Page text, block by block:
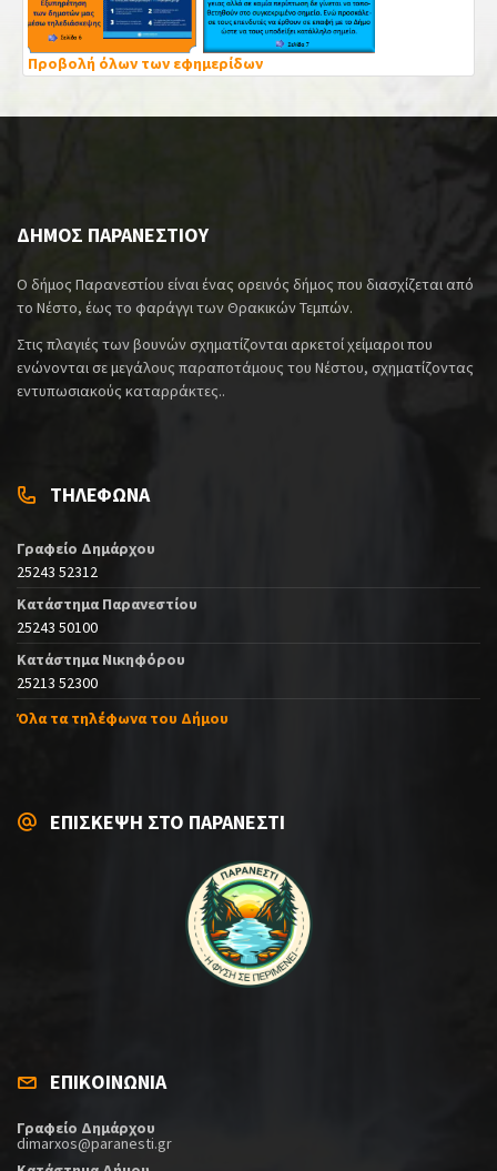
Προβολή όλων των εφημερίδων
ΔΗΜΟΣ ΠΑΡΑΝΕΣΤΙΟΥ
Ο δήμος Παρανεστίου είναι ένας ορεινός δήμος που διασχίζεται από
το Νέστο, έως το φαράγγι των Θρακικών Τεμπών.
Στις πλαγιές των βουνών σχηματίζονται αρκετοί χείμαροι που
ενώνονται σε μεγάλους παραποτάμους του Νέστου, σχηματίζοντας
εντυπωσιακούς καταρράκτες..
ΤΗΛΕΦΩΝΑ
Γραφείο Δημάρχου
25243 52312
Κατάστημα Παρανεστίου
25243 50100
Κατάστημα Νικηφόρου
25213 52300
Όλα τα τηλέφωνα του Δήμου
ΕΠΙΣΚΕΨΗ ΣΤΟ ΠΑΡΑΝΕΣΤΙ
ΕΠΙΚΟΙΝΩΝΙΑ
Γραφείο Δημάρχου
dimarxos@paranesti.gr